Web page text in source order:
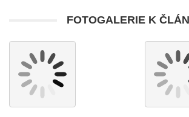
FOTOGALERIE K